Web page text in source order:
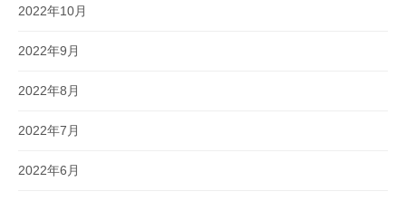
2022年10月
2022年9月
2022年8月
2022年7月
2022年6月